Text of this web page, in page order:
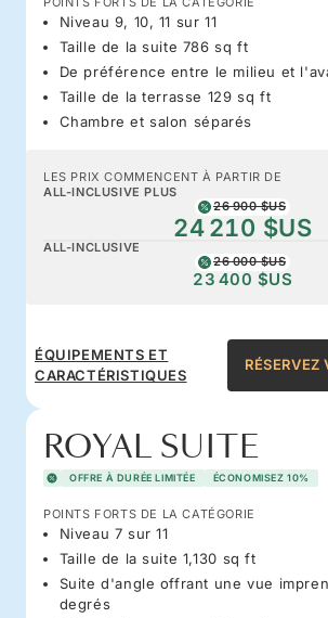
Niveau 9, 10, 11 sur 11
Taille de la suite 786 sq ft
De préférence entre le milieu et
Taille de la terrasse 129 sq ft
Chambre et salon séparés
LES PRIX COMMENCENT À PARTIR DE
ALL-INCLUSIVE PLUS
26 900 $US
24 210 $US
ALL-INCLUSIVE
26 000 $US
23 400 $US
ÉQUIPEMENTS ET
CARACTÉRISTIQUES
RÉSERVEZ
ROYAL SUITE
OFFRE À DURÉE LIMITÉE ÉCONOMISEZ 10%
POINTS FORTS DE LA CATÉGORIE
Niveau 7 sur 11
Taille de la suite 1,130 sq ft
Suite d'angle offrant une vue
degrés